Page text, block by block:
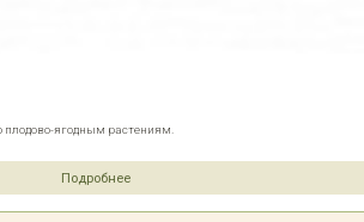
ягодным растениям.
Подробнее